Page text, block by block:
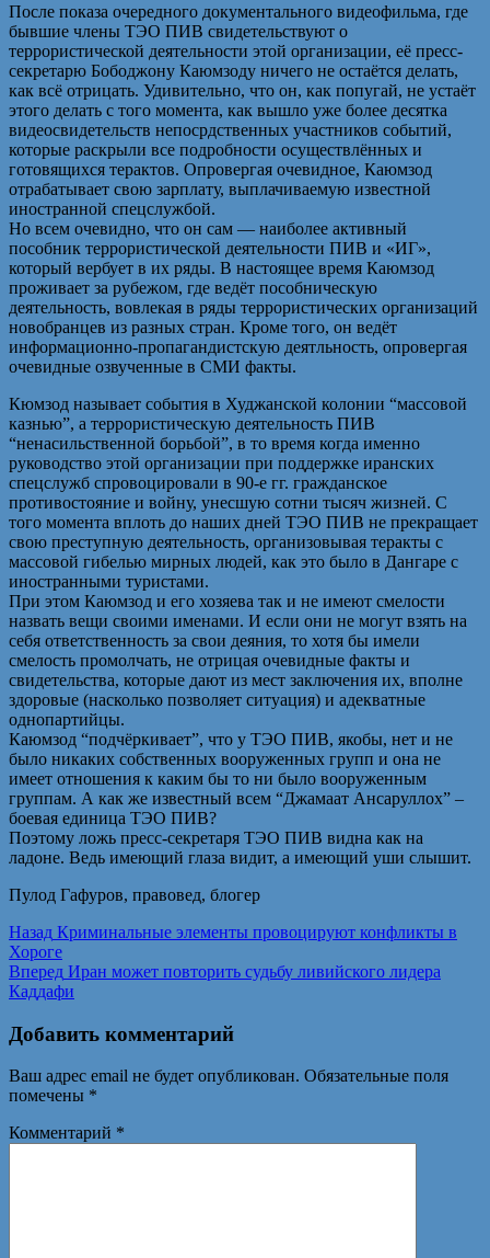
После показа очередного документального видеофильма, где
бывшие члены ТЭО ПИВ свидетельствуют о
террористической деятельности этой организации, её пресс-
секретарю Бободжону Каюмзоду ничего не остаётся делать,
как всё отрицать. Удивительно, что он, как попугай, не устаёт
этого делать с того момента, как вышло уже более десятка
видеосвидетельств непосрдственных участников событий,
которые раскрыли все подробности осуществлённых и
готовящихся терактов. Опровергая очевидное, Каюмзод
отрабатывает свою зарплату, выплачиваемую известной
иностранной спецслужбой.
Но всем очевидно, что он сам — наиболее активный
пособник террористической деятельности ПИВ и «ИГ»,
который вербует в их ряды. В настоящее время Каюмзод
проживает за рубежом, где ведёт пособническую
деятельность, вовлекая в ряды террористических организаций
новобранцев из разных стран. Кроме того, он ведёт
информационно-пропагандистскую деятльность, опровергая
очевидные озвученные в СМИ факты.
Кюмзод называет события в Худжанской колонии “массовой
казнью”, а террористическую деятельность ПИВ
“ненасильственной борьбой”, в то время когда именно
руководство этой организации при поддержке иранских
спецслужб спровоцировали в 90-е гг. гражданское
противостояние и войну, унесшую сотни тысяч жизней. С
того момента вплоть до наших дней ТЭО ПИВ не прекращает
свою преступную деятельность, организовывая теракты с
массовой гибелью мирных людей, как это было в Дангаре с
иностранными туристами.
При этом Каюмзод и его хозяева так и не имеют смелости
назвать вещи своими именами. И если они не могут взять на
себя ответственность за свои деяния, то хотя бы имели
смелость промолчать, не отрицая очевидные факты и
свидетельства, которые дают из мест заключения их, вполне
здоровые (насколько позволяет ситуация) и адекватные
однопартийцы.
Каюмзод “подчёркивает”, что у ТЭО ПИВ, якобы, нет и не
было никаких собственных вооруженных групп и она не
имеет отношения к каким бы то ни было вооруженным
группам. А как же известный всем “Джамаат Ансаруллох” –
боевая единица ТЭО ПИВ?
Поэтому ложь пресс-секретаря ТЭО ПИВ видна как на
ладоне. Ведь имеющий глаза видит, а имеющий уши слышит.
Пулод Гафуров, правовед, блогер
Навигация
по
записям
Назад Предыдущая
запись:
Криминальные элементы провоцируют конфликты в
Хороге
Вперед Следующая
запись:
Иран может повторить судьбу ливийского лидера
Каддафи
Добавить комментарий
Ваш адрес email не будет опубликован. Обязательные поля
помечены *
Комментарий *